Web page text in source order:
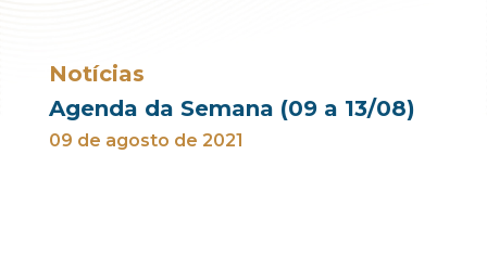
Notícias
Agenda da Semana (09 a 13/08)
09 de agosto de 2021